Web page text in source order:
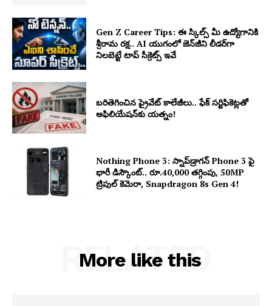
Gen Z Career Tips: ఈ స్కిల్స్ మీ ఉద్యోగానికి
శ్రీరామ రక్ష.. AI యుగంలో జెన్‌జీని లీడర్‌గా
నిలబెట్టే టాప్ సీక్రెట్స్ ఇవే
బరితెగించిన ప్రైవేట్ కాలేజీలు.. ఫేక్ సర్టిఫికెట్లతో
అఫిలియేషన్‌కు యత్నం!
Nothing Phone 3: స్నాప్‌డ్రాగన్ Phone 3 పై
భారీ డిస్కౌంట్.. రూ.40,000 తగ్గింపు, 50MP
ట్రిపుల్ కెమెరా, Snapdragon 8s Gen 4!
More like this
RELATED